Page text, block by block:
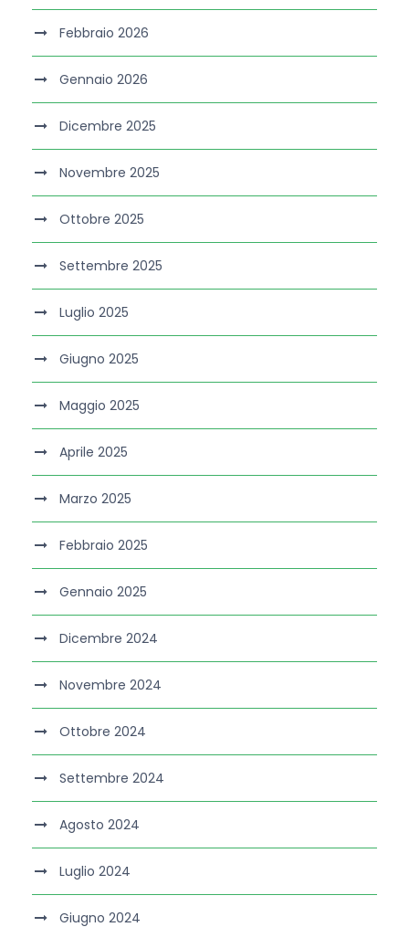
Febbraio 2026
Gennaio 2026
Dicembre 2025
Novembre 2025
Ottobre 2025
Settembre 2025
Luglio 2025
Giugno 2025
Maggio 2025
Aprile 2025
Marzo 2025
Febbraio 2025
Gennaio 2025
Dicembre 2024
Novembre 2024
Ottobre 2024
Settembre 2024
Agosto 2024
Luglio 2024
Giugno 2024